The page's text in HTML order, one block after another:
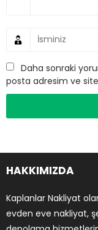
Daha sonraki
posta adresim ve
HAKKIMIZDA
Kaplanlar Nakliyat
evden eve nakliyat,